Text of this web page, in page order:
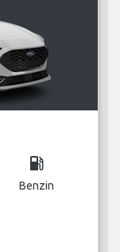
local_gas_station
Benzin